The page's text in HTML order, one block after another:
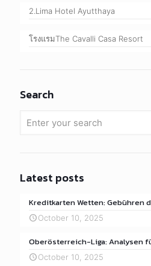
2.Lima Hotel Ayutthaya
โรงแรมThe Cavalli Casa Resort
Search
Latest posts
Kreditkarten Wetten: Gebühren
October 10, 2025
Oberösterreich-Liga: Analysen
October 10, 2025